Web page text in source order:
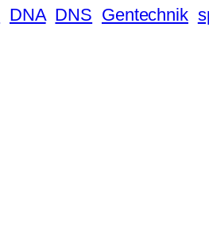
DNA DNS Gentechnik